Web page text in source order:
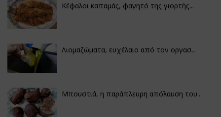
Κέφαλοι καπαμάς, φαγητό της γιορτής...
Λιομαζώματα, ευχέλαιο από τον οργασ...
Μπουστιά, η παράπλευρη απόλαυση του...